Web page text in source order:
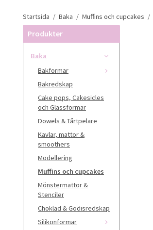
Startsida / Baka / Muffins och cupcakes /
Produkter
Baka
Bakformar
Bakredskap
Cake pops, Cakesicles
och Glassformar
Dowels & Tårtpelare
Kavlar, mattor &
smoothers
Modellering
Muffins och cupcakes
Mönstermattor &
Stenciler
Choklad & Godisredskap
Silikonformar